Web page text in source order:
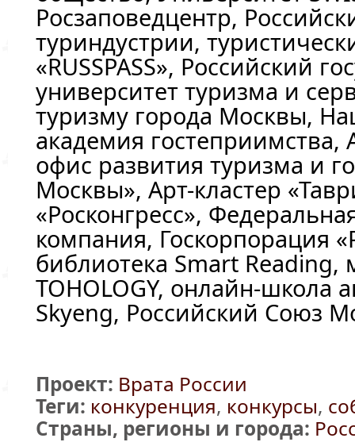
Росзаповедцентр,
туриндустрии,
«RUSSPASS», Российский
университет туризма и
туризму города Москвы,
академия
офис развития туризма и
Москвы», Арт-кластер
«Росконгресс»,
компания, Госкорпорация
библиотека Smart
TOHOLOGY, онлайн-школа
Skyeng, Российский Союз
Проект: Врата России
Теги: конкуренция, конкурсы,
Страны, регионы и города: